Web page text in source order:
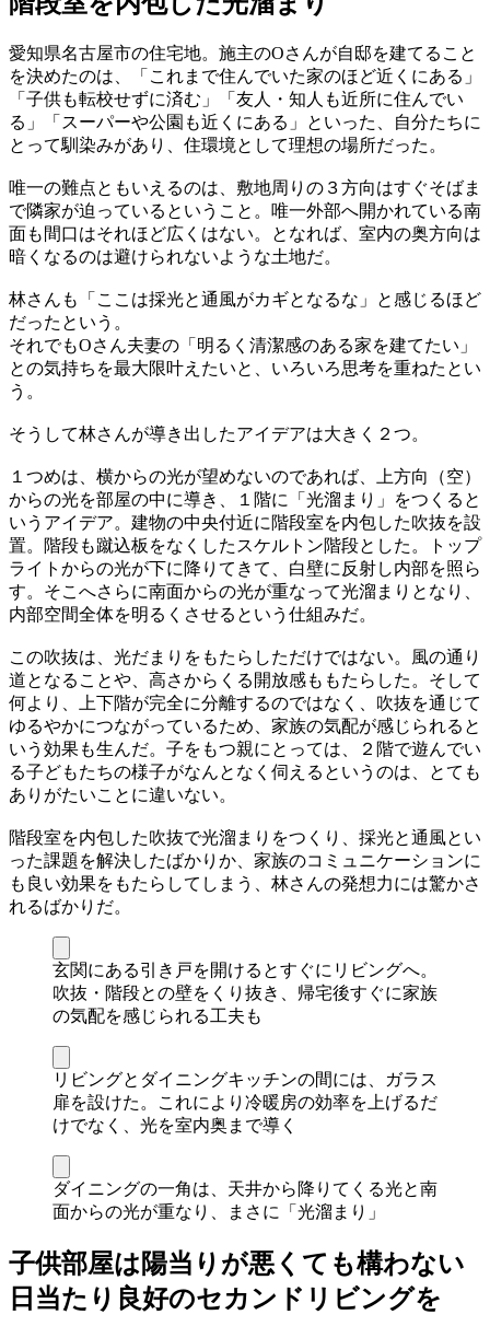
愛知県名古屋市の住宅地。施主のOさんが自邸を建てること
を決めたのは、「これまで住んでいた家のほど近くにある」
「子供も転校せずに済む」「友人・知人も近所に住んでい
る」「スーパーや公園も近くにある」といった、自分たちに
とって馴染みがあり、住環境として理想の場所だった。
唯一の難点ともいえるのは、敷地周りの３方向はすぐそばま
で隣家が迫っているということ。唯一外部へ開かれている南
面も間口はそれほど広くはない。となれば、室内の奥方向は
暗くなるのは避けられないような土地だ。
林さんも「ここは採光と通風がカギとなるな」と感じるほど
だったという。
それでもOさん夫妻の「明るく清潔感のある家を建てたい」
との気持ちを最大限叶えたいと、いろいろ思考を重ねたとい
う。
そうして林さんが導き出したアイデアは大きく２つ。
１つめは、横からの光が望めないのであれば、上方向（空）
からの光を部屋の中に導き、１階に「光溜まり」をつくると
いうアイデア。建物の中央付近に階段室を内包した吹抜を設
置。階段も蹴込板をなくしたスケルトン階段とした。トップ
ライトからの光が下に降りてきて、白壁に反射し内部を照ら
す。そこへさらに南面からの光が重なって光溜まりとなり、
内部空間全体を明るくさせるという仕組みだ。
この吹抜は、光だまりをもたらしただけではない。風の通り
道となることや、高さからくる開放感ももたらした。そして
何より、上下階が完全に分離するのではなく、吹抜を通じて
ゆるやかにつながっているため、家族の気配が感じられると
いう効果も生んだ。子をもつ親にとっては、２階で遊んでい
る子どもたちの様子がなんとなく伺えるというのは、とても
ありがたいことに違いない。
階段室を内包した吹抜で光溜まりをつくり、採光と通風とい
った課題を解決したばかりか、家族のコミュニケーションに
も良い効果をもたらしてしまう、林さんの発想力には驚かさ
れるばかりだ。
玄関にある引き戸を開けるとすぐにリビングへ。
吹抜・階段との壁をくり抜き、帰宅後すぐに家族
の気配を感じられる工夫も
リビングとダイニングキッチンの間には、ガラス
扉を設けた。これにより冷暖房の効率を上げるだ
けでなく、光を室内奥まで導く
ダイニングの一角は、天井から降りてくる光と南
面からの光が重なり、まさに「光溜まり」
子供部屋は陽当りが悪くても構わない
日当たり良好のセカンドリビングを